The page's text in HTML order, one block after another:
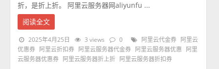
折，是折上折。 阿里云服务器网aliyunfu ...
阅读全文
2025年4月25日 3 views 0 阿里云代金券
阿里云
优惠券
阿里云折扣券 阿里云服务器代金券 阿里云服务器优惠
阿里
云服务器优惠券
阿里云服务器折上折 阿里云服务器折扣券